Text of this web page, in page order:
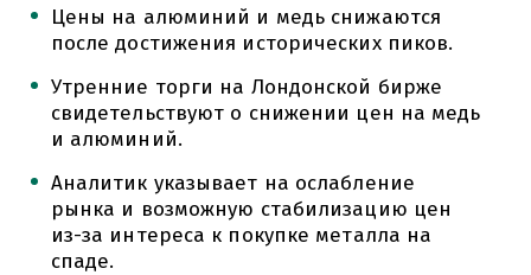
Цены на алюминий и медь снижаются
после достижения исторических пиков.
Утренние торги на Лондонской бирже
свидетельствуют о снижении цен на медь
и алюминий.
Аналитик указывает на ослабление
рынка и возможную стабилизацию цен
из-за интереса к покупке металла на
спаде.